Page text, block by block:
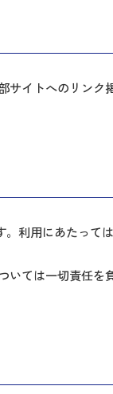
サイトへのリンク
利用にあたって
ては一切責任を